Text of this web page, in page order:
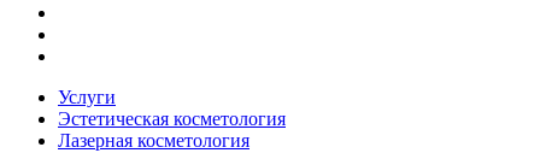
Услуги
Эстетическая косметология
Лазерная косметология